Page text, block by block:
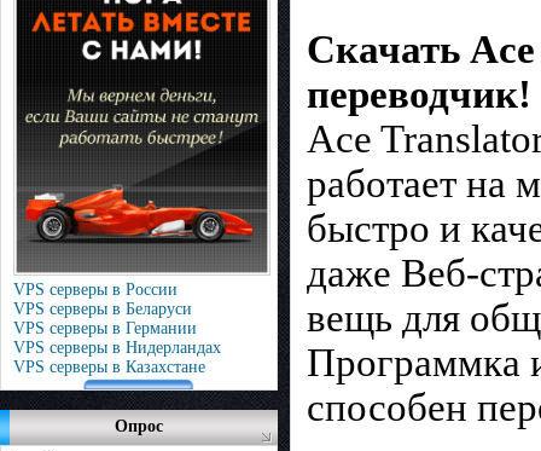
VPS серверы в России
VPS серверы в Беларуси
VPS серверы в Германии
VPS серверы в Нидерландах
VPS серверы в Казахстане
Опрос
Скачать
переводчик!
Ace
работает на
быстро и
даже Веб-
вещь для
Программка
способен